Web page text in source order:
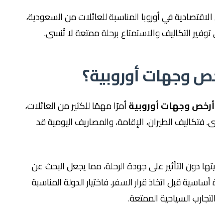
في أوروبا المناسبة للعائلات من السعودية،
التكاليف والاستمتاع برحلة ممتعة لا تُنسى.
وجهات أوروبية؟
أرخص وجهات أوروبيةأمرًا مهمًا للكثير من العائلات،
الطيران، الإقامة، والمصاريف اليومية قد
دون التأثير على جودة الرحلة، مما يجعل البحث عن
قبل اتخاذ قرار السفر. فاختيار الدولة المناسبة
السياحية الممتعة.